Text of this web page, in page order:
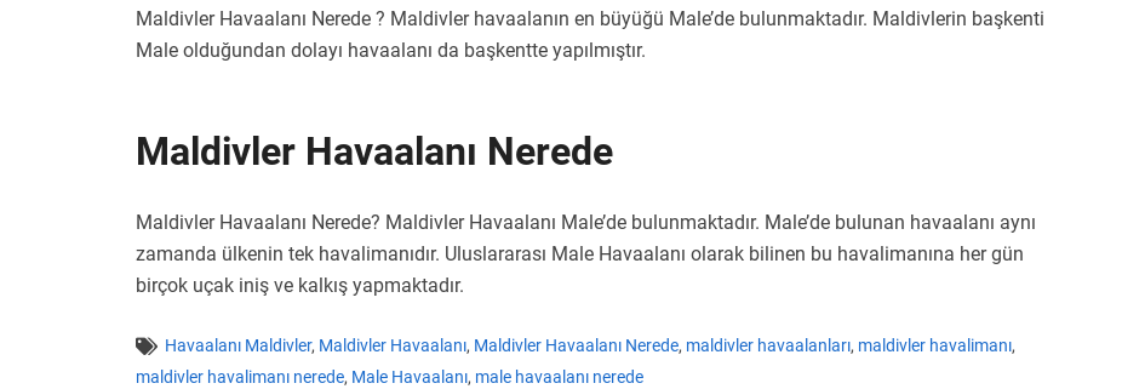
Maldivler Havaalanı Nerede ? Maldivler havaalanın en büyüğü Male’de bulunmaktadır. Maldivlerin başkenti
Male olduğundan dolayı havaalanı da başkentte yapılmıştır.
Maldivler Havaalanı Nerede
Maldivler Havaalanı Nerede? Maldivler Havaalanı Male’de bulunmaktadır. Male’de bulunan havaalanı aynı
zamanda ülkenin tek havalimanıdır. Uluslararası Male Havaalanı olarak bilinen bu havalimanına her gün
birçok uçak iniş ve kalkış yapmaktadır.
Havaalanı Maldivler, Maldivler Havaalanı, Maldivler Havaalanı Nerede, maldivler havaalanları, maldivler havalimanı,
maldivler havalimanı nerede, Male Havaalanı, male havaalanı nerede